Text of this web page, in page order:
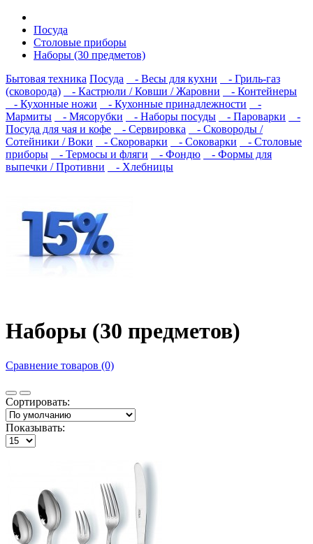
Посуда
Столовые приборы
Наборы (30 предметов)
Бытовая техника Посуда - Весы для кухни
- Гриль-газ
(сковорода)
- Кастрюли / Ковши / Жаровни
- Контейнеры
- Кухонные ножи
- Кухонные принадлежности
-
Мармиты
- Мясорубки - Наборы посуды - Пароварки
-
Посуда для чая и кофе
- Сервировка
- Сковороды /
Сотейники / Воки
- Скороварки - Соковарки
- Столовые
приборы
- Термосы и фляги - Фондю
- Формы для
выпечки / Противни
- Хлебницы
Наборы (30 предметов)
Сравнение товаров (0)
Сортировать:
Показывать: